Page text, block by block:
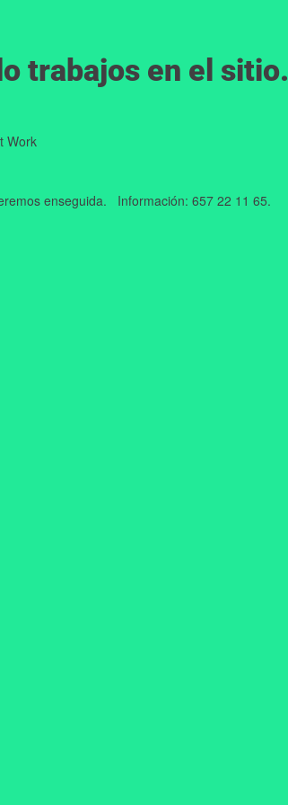
trabajos en el sitio.
enseguida. Información: 657 22 11 65.